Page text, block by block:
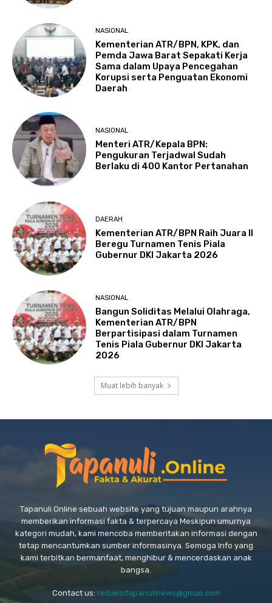
NASIONAL
Kementerian ATR/BPN, KPK, dan
Pemda Jawa Barat Sepakati Kerja
Sama dalam Upaya Pencegahan
Korupsi serta Penguatan Ekonomi
Daerah
NASIONAL
Menteri ATR/Kepala BPN:
Pengukuran Terjadwal Sudah
Berlaku di 400 Kantor Pertanahan
DAERAH
Kementerian ATR/BPN Raih Juara II
Beregu Turnamen Tenis Piala
Gubernur DKI Jakarta 2026
NASIONAL
Bangun Soliditas Melalui Olahraga,
Kementerian ATR/BPN
Berpartisipasi dalam Turnamen
Tenis Piala Gubernur DKI Jakarta
2026
Muat lebih banyak
Tapanuli Online sebuah website yang tujuan maupun arahnya
memberikan informasi fakta & terpercaya Meskipun umurnya
kategori mudah, kami mencoba memberitakan informasi dengan
tetap mencantumkan sumber informasinya. Semoga Info yang
kami terbitkan bermanfaat, menghibur & mencerdaskan anak
bangsa.
Contact us: redaksitapanulinews@gmail.com